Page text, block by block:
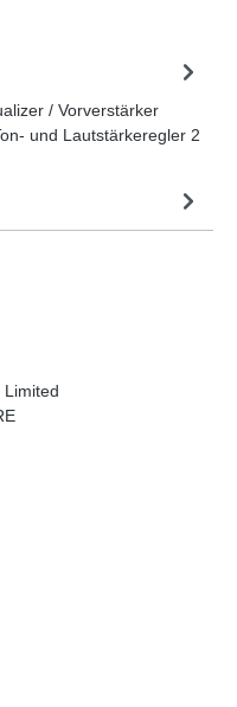
/ Vorverstärker
und Lautstärkeregler 2
Limited